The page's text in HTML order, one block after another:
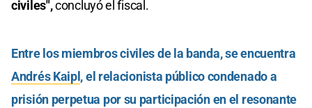
civiles",concluyó el fiscal.
Entre los miembros civiles de la banda, se encuentra
Andrés Kaipl , el relacionista público condenado a
prisión perpetua por su participación en el resonante